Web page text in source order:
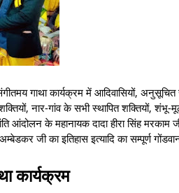
गाथा कार्यक्रम में आदिवासियों,
नार-गांव के सभी स्थापित शक्तियों, शंभू-
के महानायक दादा हीरा सिंह मरकाम
जी का इतिहास इत्यादि का सम्पूर्ण
कार्यक्रम